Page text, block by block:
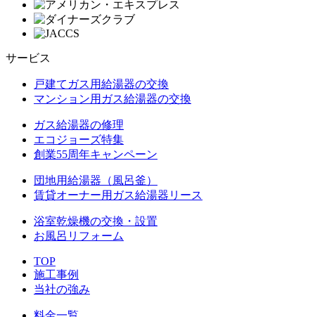
サービス
戸建てガス用給湯器の交換
マンション用ガス給湯器の交換
ガス給湯器の修理
エコジョーズ特集
創業55周年キャンペーン
団地用給湯器（風呂釜）
賃貸オーナー用ガス給湯器リース
浴室乾燥機の交換・設置
お風呂リフォーム
TOP
施工事例
当社の強み